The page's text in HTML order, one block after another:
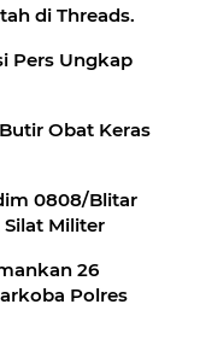
di Threads.
Pers Ungkap
Obat Keras
0808/Blitar
Militer
26
Polres